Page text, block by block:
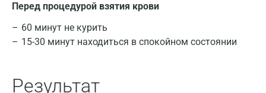
Перед процедурой взятия крови
60 минут не курить
15-30 минут находиться в спокойном состоянии
Результат